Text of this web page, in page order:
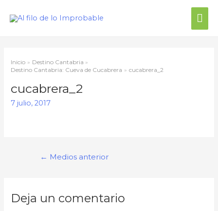
Inicio
Destino Cantabria
Destino Cantabria: Cueva de Cucabrera
cucabrera_2
cucabrera_2
7 julio, 2017
← Medios anterior
Deja un comentario